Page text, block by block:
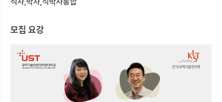
반도체 아카데미
모집 요강